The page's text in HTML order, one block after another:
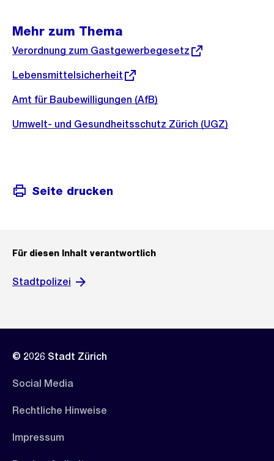
Mehr zum Thema
Externer
Verordnung zum Gastgewerbegesetz
Externer
Lebensmittelsicherheit
Amt für Baubewilligungen (AfB)
Umwelt- und Gesundheitsschutz Zürich (UGZ)
Seite drucken
Für diesen Inhalt verantwortlich
Stadtpolizei
© 2026 Stadt Zürich
Social Media
Rechtliche Hinweise
Impressum